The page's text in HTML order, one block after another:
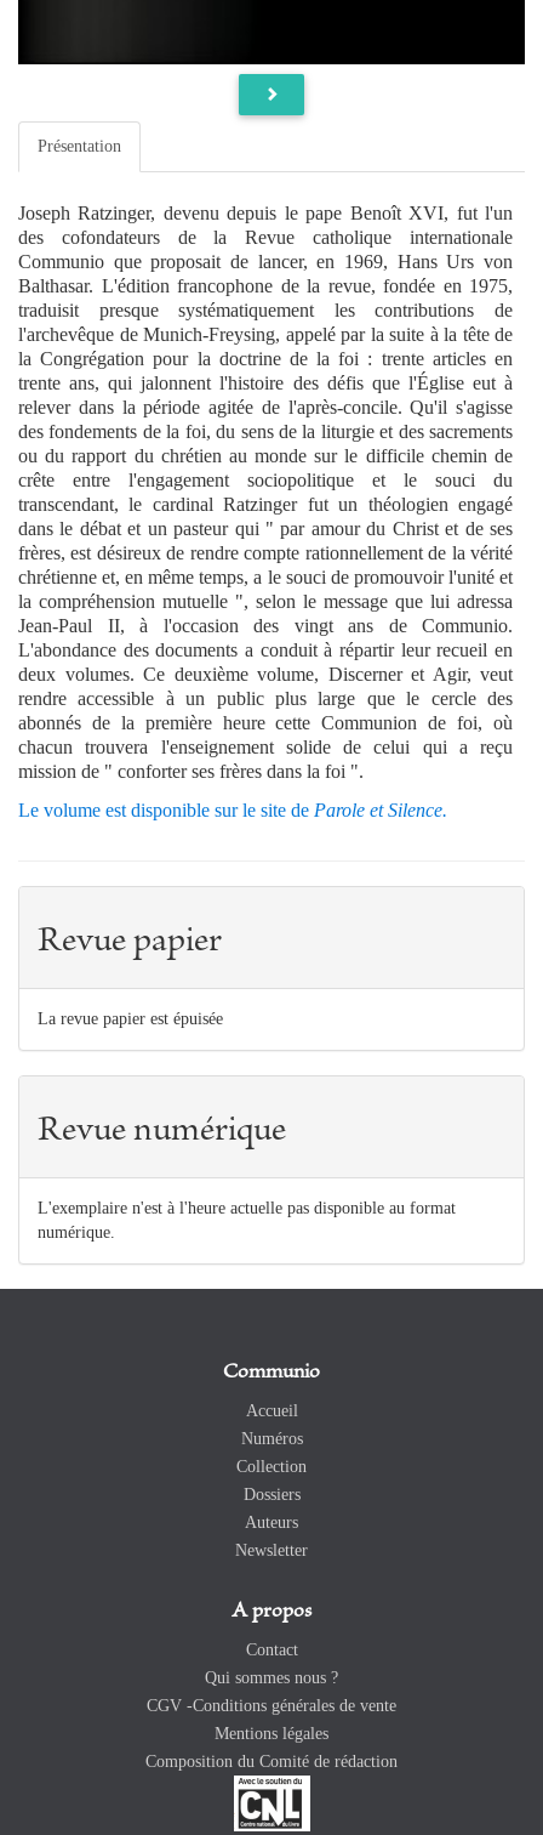
Présentation
Joseph Ratzinger, devenu depuis le pape Benoît XVI, fut l'un
des cofondateurs de la Revue catholique internationale
Communio que proposait de lancer, en 1969, Hans Urs von
Balthasar. L'édition francophone de la revue, fondée en 1975,
traduisit presque systématiquement les contributions de
l'archevêque de Munich-Freysing, appelé par la suite à la tête de
la Congrégation pour la doctrine de la foi : trente articles en
trente ans, qui jalonnent l'histoire des défis que l'Église eut à
relever dans la période agitée de l'après-concile. Qu'il s'agisse
des fondements de la foi, du sens de la liturgie et des sacrements
ou du rapport du chrétien au monde sur le difficile chemin de
crête entre l'engagement sociopolitique et le souci du
transcendant, le cardinal Ratzinger fut un théologien engagé
dans le débat et un pasteur qui " par amour du Christ et de ses
frères, est désireux de rendre compte rationnellement de la vérité
chrétienne et, en même temps, a le souci de promouvoir l'unité et
la compréhension mutuelle ", selon le message que lui adressa
Jean-Paul II, à l'occasion des vingt ans de Communio.
L'abondance des documents a conduit à répartir leur recueil en
deux volumes. Ce deuxième volume, Discerner et Agir, veut
rendre accessible à un public plus large que le cercle des
abonnés de la première heure cette Communion de foi, où
chacun trouvera l'enseignement solide de celui qui a reçu
mission de " conforter ses frères dans la foi ".
Le volume est disponible sur le site de Parole et Silence.
Revue papier
La revue papier est épuisée
Revue numérique
L'exemplaire n'est à l'heure actuelle pas disponible au format
numérique.
Communio
Accueil
Numéros
Collection
Dossiers
Auteurs
Newsletter
A propos
Contact
Qui sommes nous ?
CGV -Conditions générales de vente
Mentions légales
Composition du Comité de rédaction